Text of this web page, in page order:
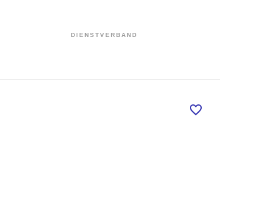
DIENSTVERBAND